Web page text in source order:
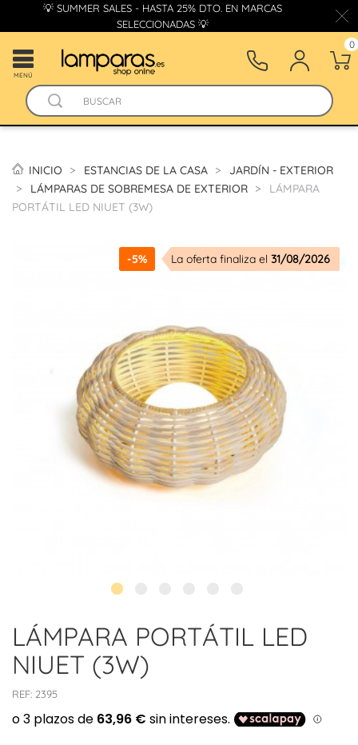
💡 SUMMER SALES - HASTA 25% DTO. EN MARCAS
SELECCIONADAS 💡
MENÚ
0
INICIO ESTANCIAS DE LA CASA
JARDÍN - EXTERIOR
LÁMPARAS DE SOBREMESA DE EXTERIOR
LÁMPARA
PORTÁTIL LED NIUET (3W)
-5% La oferta finaliza el 31/08/2026
LÁMPARA PORTÁTIL LED
NIUET (3W)
REF: 2395